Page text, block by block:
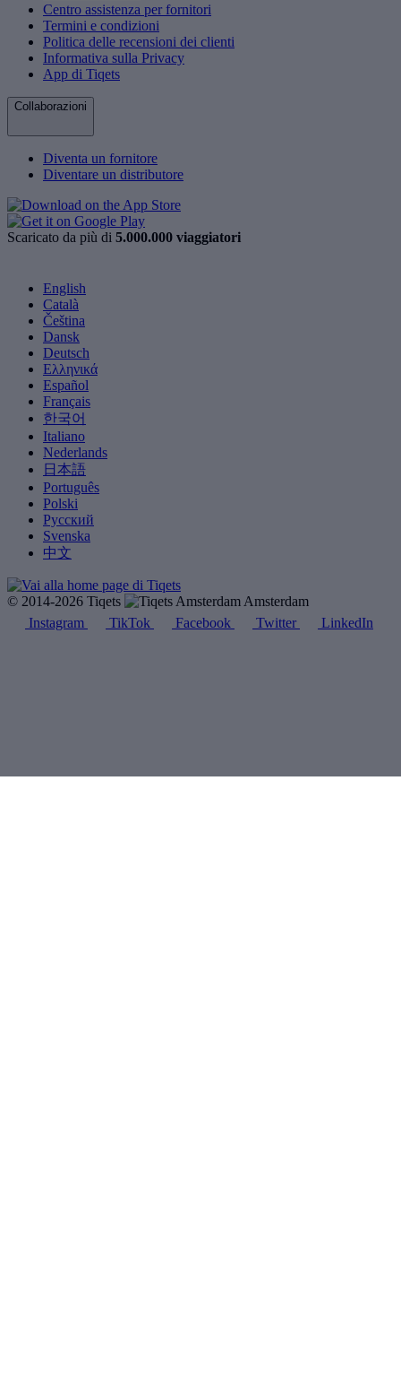
Centro assistenza per fornitori
Termini e condizioni
Politica delle recensioni dei clienti
Informativa sulla Privacy
App di Tiqets
Collaborazioni
Diventa un fornitore
Diventare un distributore
Scaricato da più di 5.000.000 viaggiatori
English
Català
Čeština
Dansk
Deutsch
Ελληνικά
Español
Français
한국어
Italiano
Nederlands
日本語
Português
Polski
Русский
Svenska
中文
© 2014-2026 Tiqets
Amsterdam
Instagram
TikTok Facebook Twitter LinkedIn